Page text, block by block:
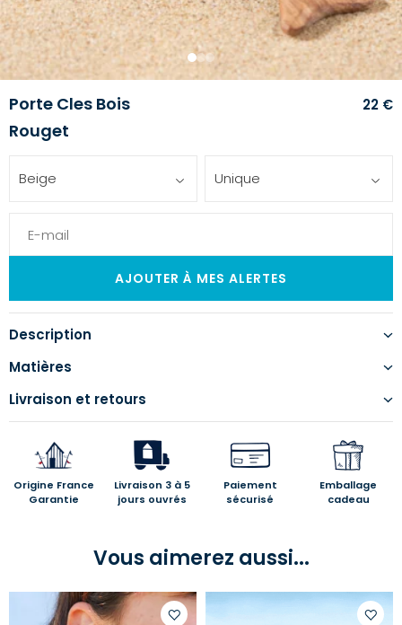
1 23
Porte Cles Bois
Rouget
22 €
Beige Unique
Description
Matières
Livraison et retours
Origine France
Garantie
Livraison 3 à 5
jours ouvrés
Paiement
sécurisé
Emballage
cadeau
Vous aimerez aussi...